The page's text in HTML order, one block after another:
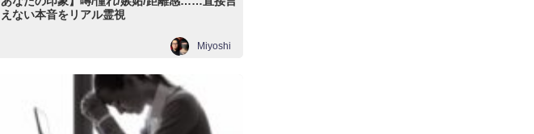
えない本音をリアル霊視
Miyoshi